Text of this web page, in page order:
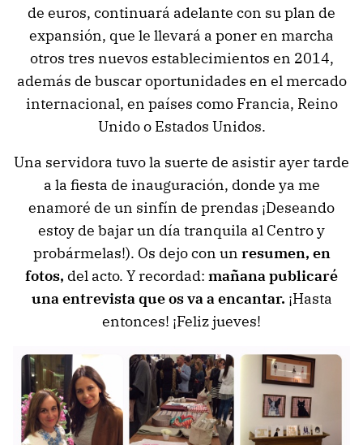
de euros, continuará adelante con su plan de
expansión, que le llevará a poner en marcha
otros tres nuevos establecimientos en 2014,
además de buscar oportunidades en el mercado
internacional, en países como Francia, Reino
Unido o Estados Unidos.
Una servidora tuvo la suerte de asistir ayer tarde
a la fiesta de inauguración, donde ya me
enamoré de un sinfín de prendas ¡Deseando
estoy de bajar un día tranquila al Centro y
probármelas!). Os dejo con un resumen, en
fotos, del acto. Y recordad: mañana publicaré
una entrevista que os va a encantar. ¡Hasta
entonces! ¡Feliz jueves!